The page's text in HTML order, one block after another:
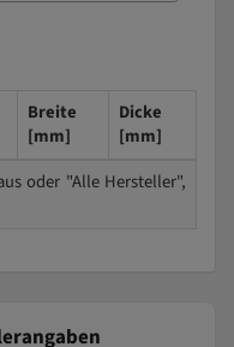
Breite
[mm]
Dicke
[mm]
oder "Alle Hersteller",